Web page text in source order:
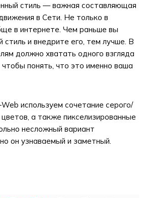
стиль — важная составляющая
в Сети. Не только в
в интернете. Чем раньше вы
и внедрите его, тем лучше. В
должно хватать одного взгляда
чтобы понять, что это именно ваша
используем сочетание серого/
цветов, а также пикселизированные
несложный вариант
он узнаваемый и заметный.